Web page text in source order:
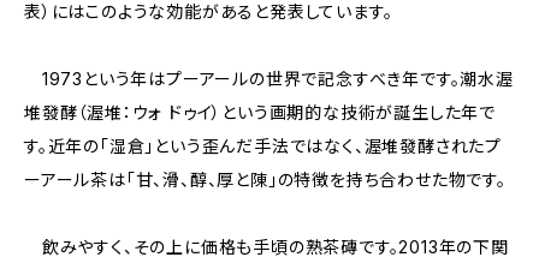
表）にはこのような効能があると発表しています。
1973という年はプーアールの世界で記念すべき年です。潮水渥
堆發酵（渥堆：ウォ ドゥイ）という画期的な技術が誕生した年で
す。近年の「湿倉」という歪んだ手法ではなく、渥堆發酵されたプ
ーアール茶は「甘、滑、醇、厚と陳」の特徴を持ち合わせた物です。
飲みやすく、その上に価格も手頃の熟茶磚です。2013年の下関